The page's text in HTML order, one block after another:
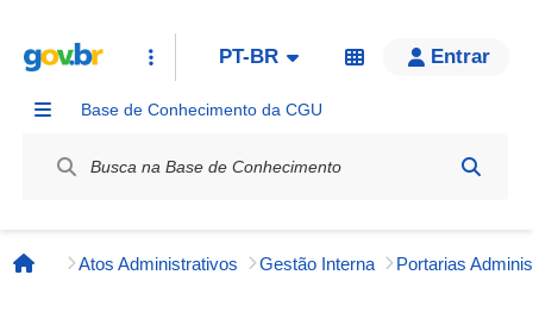
PT-BR Entrar
Base de Conhecimento da CGU
Página inicial
Atos Administrativos Gestão Interna